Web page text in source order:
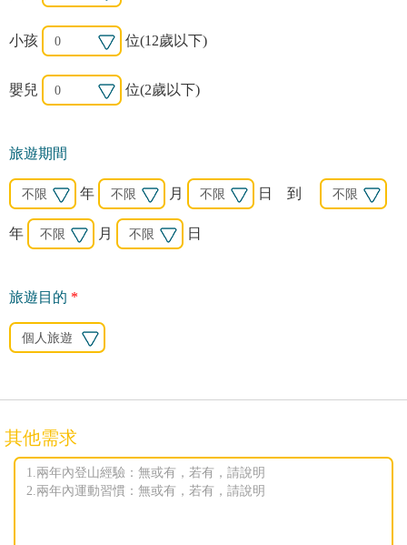
小孩 位(12歲以下)
嬰兒 位(2歲以下)
旅遊期間
年 月 日 到
年 月 日
旅遊目的 *
其他需求